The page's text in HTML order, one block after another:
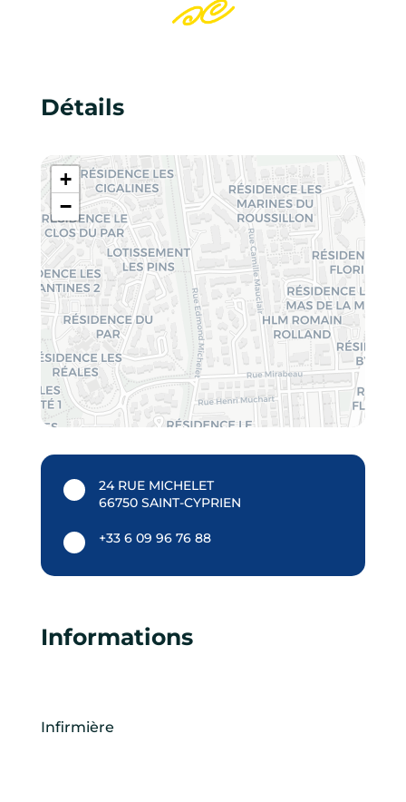
Détails
+
−
24 RUE MICHELET
66750 SAINT-CYPRIEN
+33 6 09 96 76 88
Informations
Infirmière